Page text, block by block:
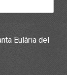
Eulària del